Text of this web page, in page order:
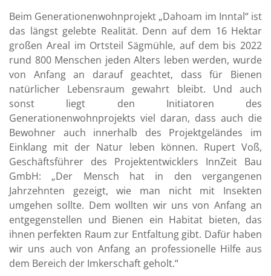
Beim Generationenwohnprojekt „Dahoam im Inntal“ ist
das längst gelebte Realität. Denn auf dem 16 Hektar
großen Areal im Ortsteil Sägmühle, auf dem bis 2022
rund 800 Menschen jeden Alters leben werden, wurde
von Anfang an darauf geachtet, dass für Bienen
natürlicher Lebensraum gewahrt bleibt. Und auch
sonst liegt den Initiatoren des
Generationenwohnprojekts viel daran, dass auch die
Bewohner auch innerhalb des Projektgeländes im
Einklang mit der Natur leben können. Rupert Voß,
Geschäftsführer des Projektentwicklers InnZeit Bau
GmbH: „Der Mensch hat in den vergangenen
Jahrzehnten gezeigt, wie man nicht mit Insekten
umgehen sollte. Dem wollten wir uns von Anfang an
entgegenstellen und Bienen ein Habitat bieten, das
ihnen perfekten Raum zur Entfaltung gibt. Dafür haben
wir uns auch von Anfang an professionelle Hilfe aus
dem Bereich der Imkerschaft geholt.“